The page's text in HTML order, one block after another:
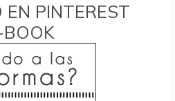
EN PINTEREST
BOOK